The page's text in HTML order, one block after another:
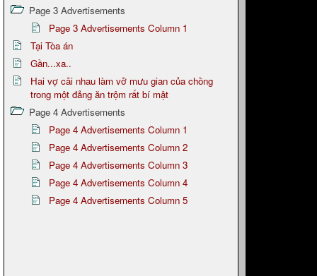
Page 3 Advertisements
Page 3 Advertisements Column 1
Tại Tòa án
Gần...xa..
Hai vợ cãi nhau làm vỡ mưu gian của chồng
trong một đảng ăn trộm rất bí mật
Page 4 Advertisements
Page 4 Advertisements Column 1
Page 4 Advertisements Column 2
Page 4 Advertisements Column 3
Page 4 Advertisements Column 4
Page 4 Advertisements Column 5